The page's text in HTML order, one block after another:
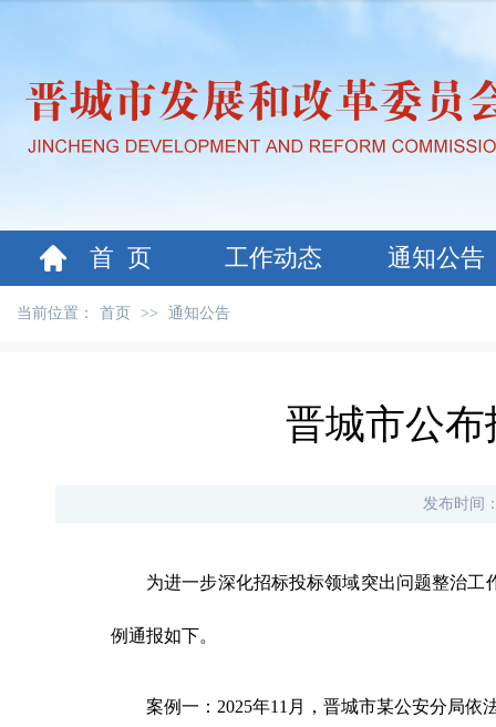
首 页 工作动态 通知公告
当前位置： 首页 >> 通知公告
晋城市公
发布时间
为进一步深化招标投标领域突出问题整治
例通报如下。
案例一：2025年11月，晋城市某公安分局